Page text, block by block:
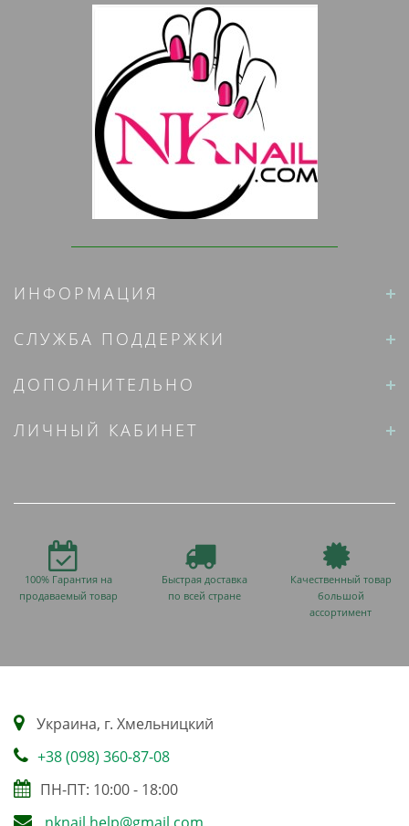
ИНФОРМАЦИЯ
СЛУЖБА ПОДДЕРЖКИ
ДОПОЛНИТЕЛЬНО
ЛИЧНЫЙ КАБИНЕТ
100% Гарантия на
продаваемый товар
Быстрая доставка
по всей стране
Качественный товар
большой
ассортимент
Украина, г. Хмельницкий
+38 (098) 360-87-08
ПН-ПТ: 10:00 - 18:00